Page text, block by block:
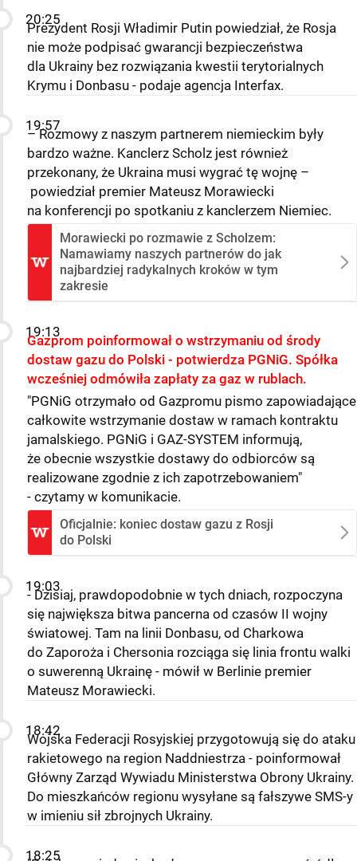
20:25
Prezydent Rosji Władimir Putin powiedział, że Rosja
nie może podpisać gwarancji bezpieczeństwa
dla Ukrainy bez rozwiązania kwestii terytorialnych
Krymu i Donbasu - podaje agencja Interfax.
19:57
– Rozmowy z naszym partnerem niemieckim były
bardzo ważne. Kanclerz Scholz jest również
przekonany, że Ukraina musi wygrać tę wojnę –
powiedział premier Mateusz Morawiecki
na konferencji po spotkaniu z kanclerzem Niemiec.
Morawiecki po rozmawie z Scholzem:
Namawiamy naszych partnerów do jak
najbardziej radykalnych kroków w tym
zakresie
19:13
Gazprom poinformował o wstrzymaniu od środy
dostaw gazu do Polski - potwierdza PGNiG. Spółka
wcześniej odmówiła zapłaty za gaz w rublach.
"PGNiG otrzymało od Gazpromu pismo zapowiadające
całkowite wstrzymanie dostaw w ramach kontraktu
jamalskiego. PGNiG i GAZ-SYSTEM informują,
że obecnie wszystkie dostawy do odbiorców są
realizowane zgodnie z ich zapotrzebowaniem"
- czytamy w komunikacie.
Oficjalnie: koniec dostaw gazu z Rosji
do Polski
19:03
- Dzisiaj, prawdopodobnie w tych dniach, rozpoczyna
się największa bitwa pancerna od czasów II wojny
światowej. Tam na linii Donbasu, od Charkowa
do Zaporoża i Chersonia rozciąga się linia frontu walki
o suwerenną Ukrainę - mówił w Berlinie premier
Mateusz Morawiecki.
18:42
Wojska Federacji Rosyjskiej przygotowują się do ataku
rakietowego na region Naddniestrza - poinformował
Główny Zarząd Wywiadu Ministerstwa Obrony Ukrainy.
Do mieszkańców regionu wysyłane są fałszywe SMS-y
w imieniu sił zbrojnych Ukrainy.
18:25